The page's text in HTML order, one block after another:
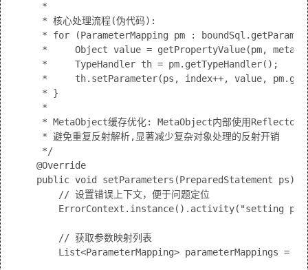
     *
     * 核心处理流程(伪代码):
* for (ParameterMapping pm :
*     Object value = getPropertyValue(pm,
*     TypeHandler th = pm.getTypeHandler();
*     th.setParameter(ps, index++, value,
     * }
     *
* MetaObject缓存优化: MetaObject内部使用Reflector
     * 避免重复反射解析,显著减少复杂对象处理的反射开销
     */
    @Override
public void setParameters(PreparedStatement ps)
        // 设置错误上下文，便于问题定位
ErrorContext.instance().activity("setting
        // 获取参数映射列表
List<ParameterMapping> parameterMappings =